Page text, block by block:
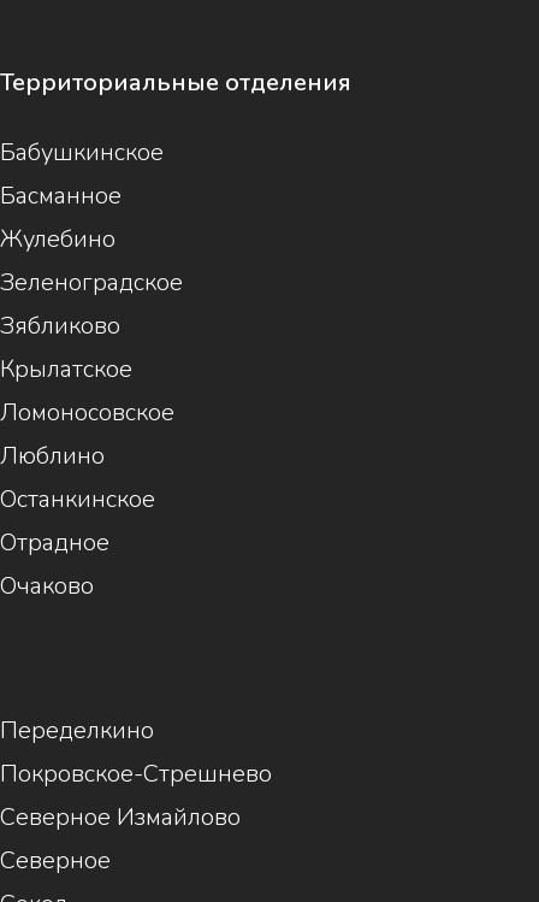
Территориальные отделения
Бабушкинское
Басманное
Жулебино
Зеленоградское
Зябликово
Крылатское
Ломоносовское
Люблино
Останкинское
Отрадное
Очаково
Переделкино
Покровское-Стрешнево
Северное Измайлово
Северное